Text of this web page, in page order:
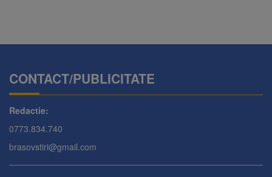
CONTACT/PUBLICITATE
Redactie:
0773.834.740
brasovstiri@gmail.com